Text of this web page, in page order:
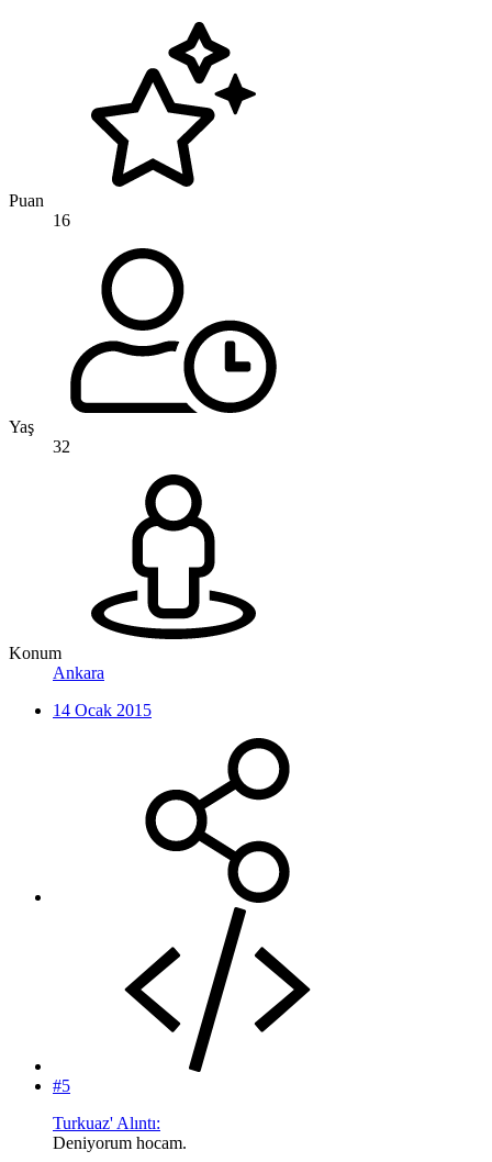
Puan
16
Yaş
32
Konum
Ankara
14 Ocak 2015
#5
Turkuaz' Alıntı:
Deniyorum hocam.